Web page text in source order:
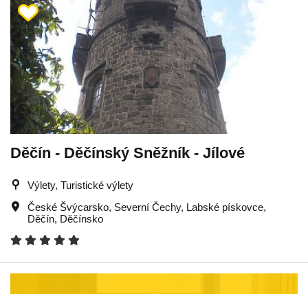
Děčín - Děčínský Sněžník - Jílové
Výlety, Turistické výlety
České Švýcarsko, Severní Čechy, Labské pískovce,
Děčín, Děčínsko